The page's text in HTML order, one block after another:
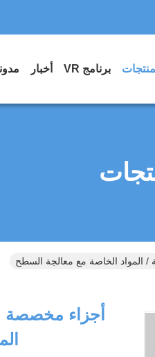
برنامج VR أخبار
/ المواد الخاصة مع معالجة السطح
أجزاء مخصصة